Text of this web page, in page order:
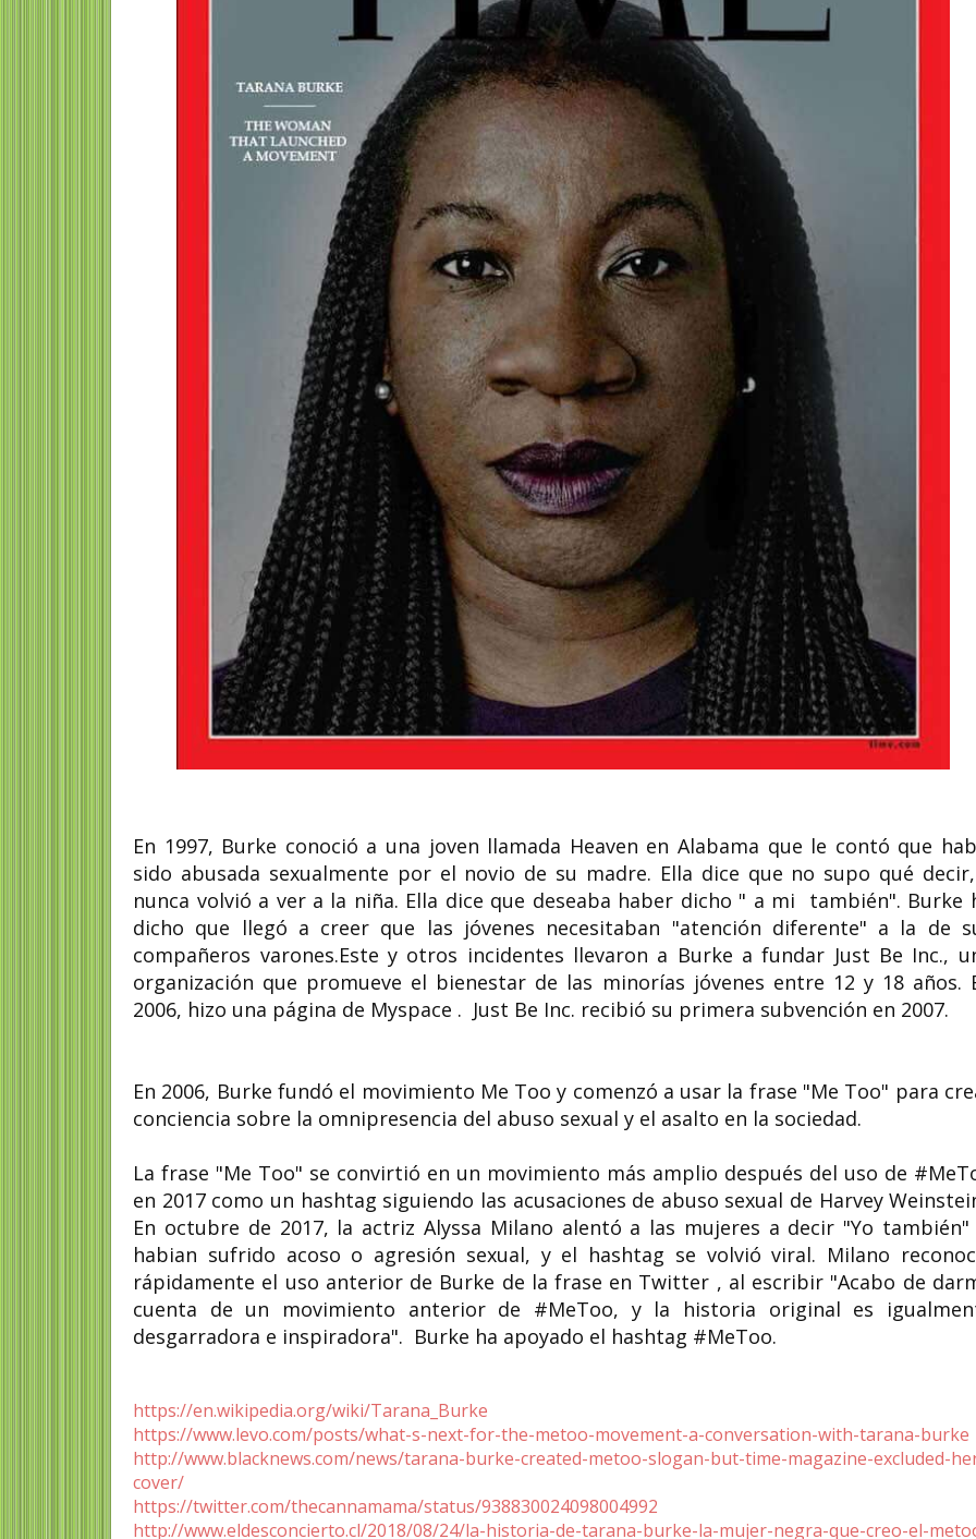
En 1997, Burke conoció a una joven llamada Heaven en Alabama que le contó que
sido abusada sexualmente por el novio de su madre. Ella dice que no supo qué
nunca volvió a ver a la niña. Ella dice que deseaba haber dicho " a mi también". Burke
dicho que llegó a creer que las jóvenes necesitaban "atención diferente" a la de
compañeros varones.Este y otros incidentes llevaron a Burke a fundar Just Be Inc.,
organización que promueve el bienestar de las minorías jóvenes entre 12 y 18 años.
2006, hizo una página de Myspace . Just Be Inc. recibió su primera subvención en 2007.
En 2006, Burke fundó el movimiento Me Too y comenzó a usar la frase "Me Too" para
conciencia sobre la omnipresencia del abuso sexual y el asalto en la sociedad.
La frase "Me Too" se convirtió en un movimiento más amplio después del uso de
en 2017 como un hashtag siguiendo las acusaciones de abuso sexual de Harvey
En octubre de 2017, la actriz Alyssa Milano alentó a las mujeres a decir "Yo también"
habian sufrido acoso o agresión sexual, y el hashtag se volvió viral. Milano
rápidamente el uso anterior de Burke de la frase en Twitter , al escribir "Acabo de
cuenta de un movimiento anterior de #MeToo, y la historia original es
desgarradora e inspiradora". Burke ha apoyado el hashtag #MeToo.
https://en.wikipedia.org/wiki/Tarana_Burke
https://www.levo.com/posts/what-s-next-for-the-metoo-movement-a-conversation-with-tarana-burke
http://www.blacknews.com/news/tarana-burke-created-metoo-slogan-but-time-magazine-excluded-
cover/
https://twitter.com/thecannamama/status/938830024098004992
http://www.eldesconcierto.cl/2018/08/24/la-historia-de-tarana-burke-la-mujer-negra-que-creo-el-